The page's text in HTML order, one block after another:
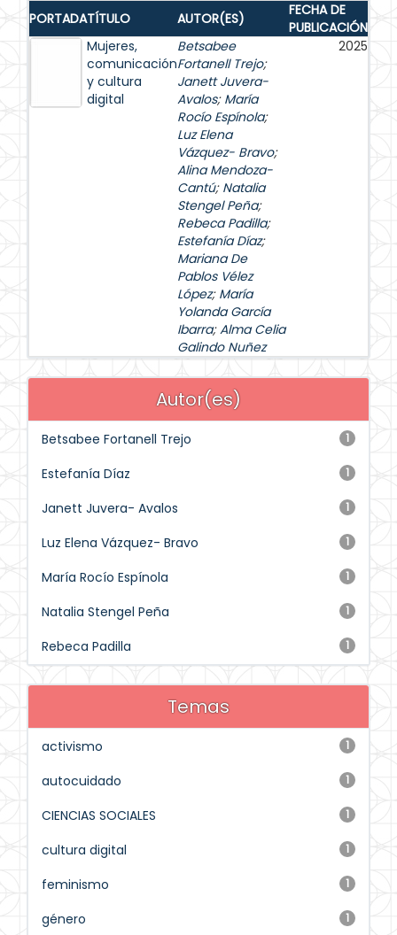
PORTADATÍTULO AUTOR(ES)
FECHA DE
PUBLICACIÓN
Mujeres,
comunicación
y cultura
digital
Betsabee
Fortanell Trejo;
Janett Juvera-
Avalos; María
Rocío Espínola;
Luz Elena
Vázquez- Bravo;
Alina Mendoza-
Cantú; Natalia
Stengel Peña;
Rebeca Padilla;
Estefanía Díaz;
Mariana De
Pablos Vélez
López; María
Yolanda García
Ibarra;Alma Celia
Galindo Nuñez
2025
Autor(es)
1
Betsabee Fortanell Trejo
1
Estefanía Díaz
1
Janett Juvera- Avalos
1
Luz Elena Vázquez- Bravo
1
María Rocío Espínola
1
Natalia Stengel Peña
1
Rebeca Padilla
Temas
1
activismo
1
autocuidado
1
CIENCIAS SOCIALES
1
cultura digital
1
feminismo
1
género